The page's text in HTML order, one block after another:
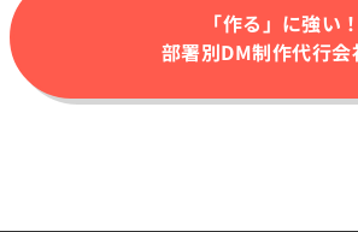
「作る」に強い！
部署別DM制作代行会